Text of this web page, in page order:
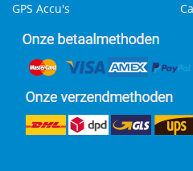
GPS Accu's